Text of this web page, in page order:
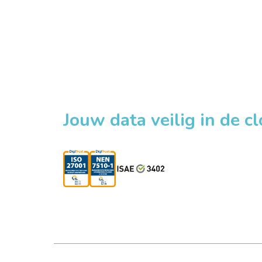
Jouw data veilig in de